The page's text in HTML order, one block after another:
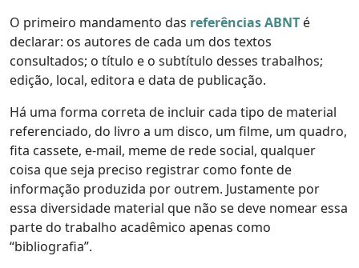
O primeiro mandamento das referências ABNT é
declarar: os autores de cada um dos textos
consultados; o título e o subtítulo desses trabalhos;
edição, local, editora e data de publicação.
Há uma forma correta de incluir cada tipo de material
referenciado, do livro a um disco, um filme, um quadro,
fita cassete, e-mail, meme de rede social, qualquer
coisa que seja preciso registrar como fonte de
informação produzida por outrem. Justamente por
essa diversidade material que não se deve nomear essa
parte do trabalho acadêmico apenas como
“bibliografia”.